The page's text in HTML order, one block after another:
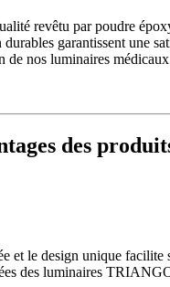
revêtu par poudre
garantissent une
de nos luminaires
des
et le design unique facilite
des luminaires